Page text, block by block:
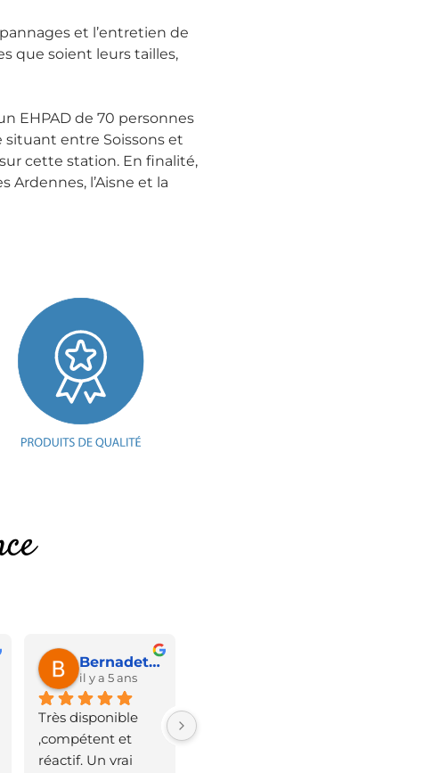
et l’entretien de
que soient leurs tailles,
EHPAD de 70 personnes
situant entre Soissons et
cette station. En finalité,
Ardennes, l’Aisne et la
Bernadette Verheyden
il y a 5 ans
Très disponible
,compétent et
réactif. Un vrai